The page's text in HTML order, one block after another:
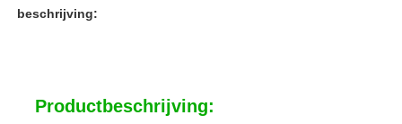
beschrijving:
Productbeschrijving: